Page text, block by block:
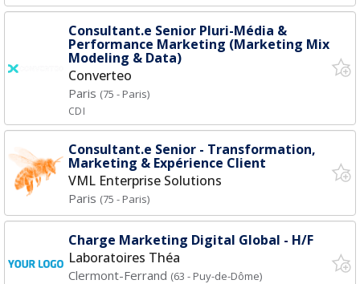
Consultant.e Senior Pluri-Média &
Performance Marketing (Marketing Mix
Modeling & Data)
Converteo
Paris (75 - Paris)
CDI
Consultant.e Senior - Transformation,
Marketing & Expérience Client
VML Enterprise Solutions
Paris (75 - Paris)
Charge Marketing Digital Global - H/F
Laboratoires Théa
Clermont-Ferrand (63 - Puy-de-Dôme)